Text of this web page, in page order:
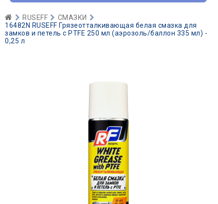
RUSEFF
СМАЗКИ
16482N RUSEFF Грязеотталкивающая белая смазка для
замков и петель с PTFE 250 мл (аэрозоль/баллон 335 мл) -
0,25 л